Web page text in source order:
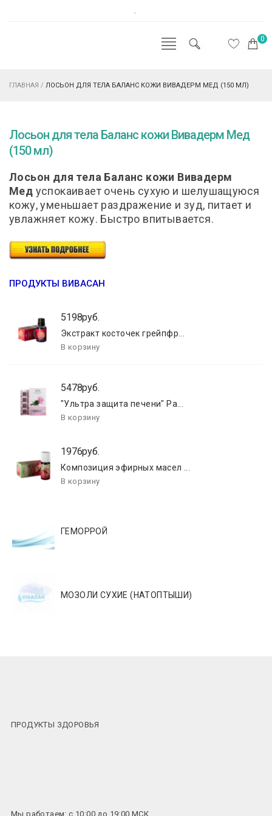
.
0
ГЛАВНАЯ / ЛОСЬОН ДЛЯ ТЕЛА БАЛАНС КОЖИ ВИВАДЕРМ МЕД (150 МЛ)
Лосьон для тела Баланс кожи Вивадерм Мед
(150 мл)
Лосьон для тела Баланс кожи Вивадерм
Мед успокаивает очень сухую и шелушащуюся
кожу, уменьшает раздражение и зуд, питает и
увлажняет кожу. Быстро впитывается.
ПРОДУКТЫ ВИВАСАН
5198руб.
Экстракт косточек грейпфр...
5478руб.
"Ультра защита печени" Ра...
1976руб.
Композиция эфирных масел ...
ГЕМОРРОЙ
МОЗОЛИ СУХИЕ (НАТОПТЫШИ)
ПРОДУКТЫ ЗДОРОВЬЯ
Мы работаем: с 10:00 до 19:00 МСК